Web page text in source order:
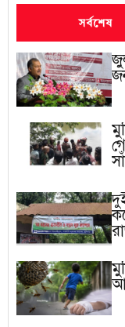
সর্বশেষ